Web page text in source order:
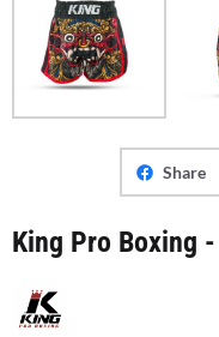
Share
King Pro Boxing